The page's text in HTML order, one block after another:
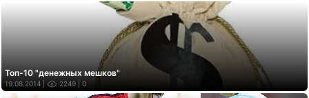
Топ-10 "денежных мешков"
19.08.2014 | 2249 | 0